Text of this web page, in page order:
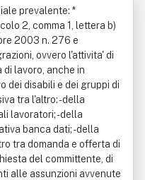
prevalente: *
2, comma 1, lettera b)
2003 n. 276 e
ovvero l'attivita' di
lavoro, anche in
dei disabili e dei gruppi di
tra l'altro: - della
lavoratori; - della
banca dati; - della
tra domanda e offerta di
del committente, di
alle assunzioni avvenute